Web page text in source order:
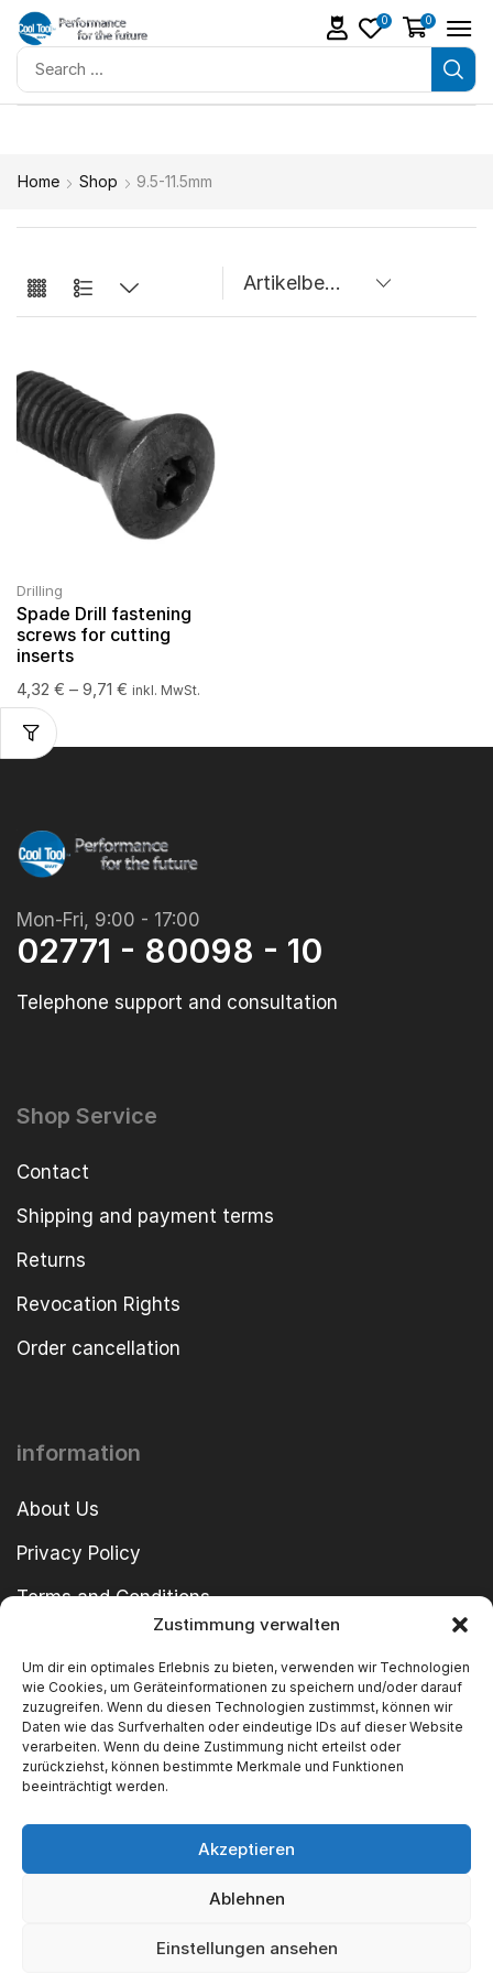
Zustimmung verwalten
Um dir ein optimales Erlebnis zu bieten, verwenden wir Technologien
wie Cookies, um Geräteinformationen zu speichern und/oder darauf
zuzugreifen. Wenn du diesen Technologien zustimmst, können wir
Daten wie das Surfverhalten oder eindeutige IDs auf dieser Website
verarbeiten. Wenn du deine Zustimmung nicht erteilst oder
zurückziehst, können bestimmte Merkmale und Funktionen
beeinträchtigt werden.
Akzeptieren
Ablehnen
Einstellungen ansehen
0 0
Home Shop 9.5-11.5mm
Drilling
Spade Drill fastening
screws for cutting
inserts
4,32 € – 9,71 € inkl. MwSt.
Mon-Fri, 9:00 - 17:00
02771 - 80098 - 10
Telephone support and consultation
Shop Service
Contact
Shipping and payment terms
Returns
Revocation Rights
Order cancellation
information
About Us
Privacy Policy
Terms and Conditions
Copyright © 2024 SWT GmbH